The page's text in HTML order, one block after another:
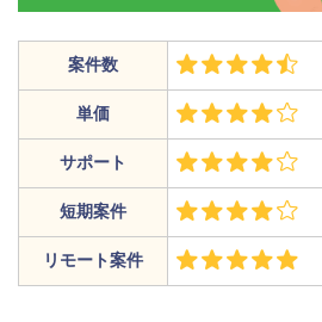
案件数
単価
サポート
短期案件
リモート案件